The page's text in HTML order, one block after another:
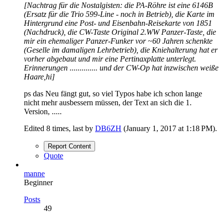
[Nachtrag für die Nostalgisten: die PA-Röhre ist eine 6146B
(Ersatz für die Trio 599-Line - noch in Betrieb), die Karte im
Hintergrund eine Post- und Eisenbahn-Reisekarte von 1851
(Nachdruck), die CW-Taste Original 2.WW Panzer-Taste, die
mir ein ehemaliger Panzer-Funker vor ~60 Jahren schenkte
(Geselle im damaligen Lehrbetrieb), die Kniehalterung hat er
vorher abgebaut und mir eine Pertinaxplatte unterlegt.
Erinnerungen .............. und der CW-Op hat inzwischen weiße
Haare,hi]
ps das Neu fängt gut, so viel Typos habe ich schon lange
nicht mehr ausbessern müssen, der Text an sich die 1.
Version, .....
Edited 8 times, last by DB6ZH (January 1, 2017 at 1:18 PM).
Report Content
Quote
manne
Beginner
Posts
49